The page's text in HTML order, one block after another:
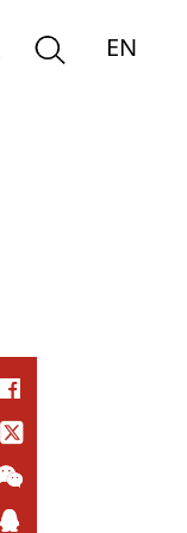
EN